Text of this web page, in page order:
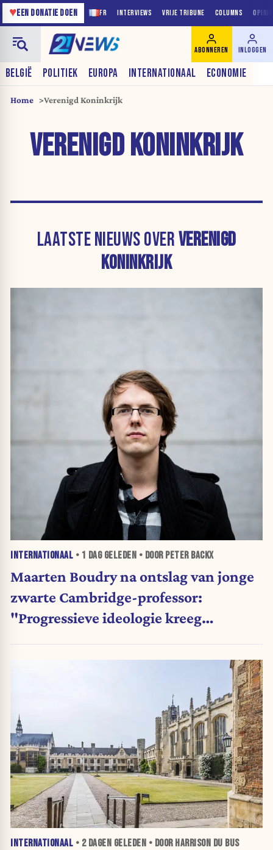
FR INTERVIEWS VRIJE TRIBUNE COLUMNS
♥EEN DONATIE DOEN
BELGIË POLITIEK EUROPA INTERNATIONAAL ECONOMIE
ABONNEREN INLOGGEN
Home Verenigd Koninkrijk
VERENIGD KONINKRIJK
LAATSTE NIEUWS OVERVERENIGD
KONINKRIJK
INTERNATIONAAL • 1 DAGGELEDEN • DOOR PETER BACKX
Maarten Boudry na ontslag van jonge
zwarte Cambridge-professor:
"Progressieve ideologie kreeg
INTERNATIONAAL • 2 DAGEN GELEDEN • DOOR HARRISON DU BUS